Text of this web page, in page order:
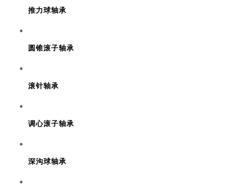
推力球轴承
圆锥滚子轴承
滚针轴承
调心滚子轴承
深沟球轴承